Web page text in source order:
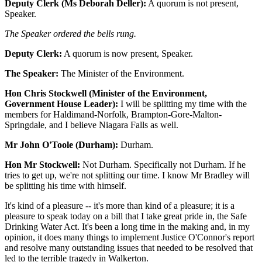
Deputy Clerk (Ms Deborah Deller): A quorum is not present,
Speaker.
The Speaker ordered the bells rung.
Deputy Clerk: A quorum is now present, Speaker.
The Speaker: The Minister of the Environment.
Hon Chris Stockwell (Minister of the Environment,
Government House Leader): I will be splitting my time with the
members for Haldimand-Norfolk, Brampton-Gore-Malton-
Springdale, and I believe Niagara Falls as well.
Mr John O'Toole (Durham): Durham.
Hon Mr Stockwell: Not Durham. Specifically not Durham. If he
tries to get up, we're not splitting our time. I know Mr Bradley will
be splitting his time with himself.
It's kind of a pleasure -- it's more than kind of a pleasure; it is a
pleasure to speak today on a bill that I take great pride in, the Safe
Drinking Water Act. It's been a long time in the making and, in my
opinion, it does many things to implement Justice O'Connor's report
and resolve many outstanding issues that needed to be resolved that
led to the terrible tragedy in Walkerton.